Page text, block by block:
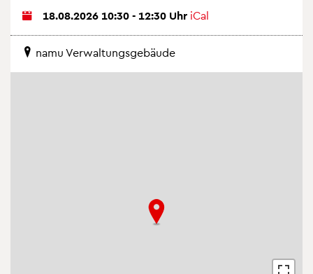
18.08.2026 10:30 - 12:30 Uhr iCal
namu Ver­wal­tungs­ge­bäu­de